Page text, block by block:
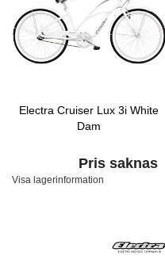
Electra Cruiser Lux 3i White
Dam
Pris saknas
Visa lagerinformation